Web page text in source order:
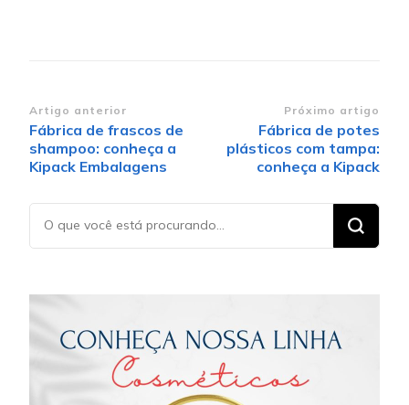
Navegação de post
Artigo anterior
Fábrica de frascos de
shampoo: conheça a
Kipack Embalagens
Próximo artigo
Fábrica de potes
plásticos com tampa:
conheça a Kipack
Procurando
algo?